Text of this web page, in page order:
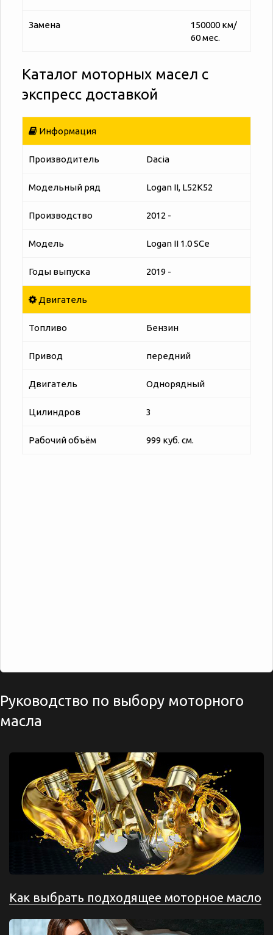
Замена
150000 км/
60 мес.
Каталог моторных масел с
экспресс доставкой
Информация
Производитель Dacia
Модельный ряд Logan II, L52K52
Производство 2012 -
Модель Logan II 1.0 SCe
Годы выпуска 2019 -
Двигатель
Топливо Бензин
Привод передний
Двигатель Однорядный
Цилиндров 3
Рабочий объём 999 куб. см.
Руководство по выбору моторного
масла
Как выбрать подходящее моторное масло